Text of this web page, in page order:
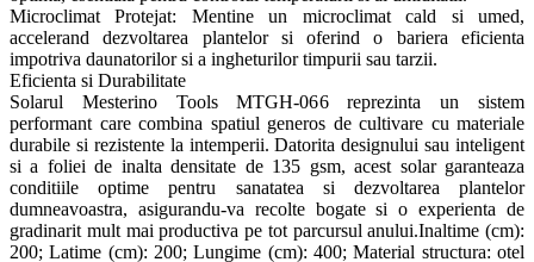
Microclimat Protejat: Mentine un microclimat cald si umed,
accelerand dezvoltarea plantelor si oferind o bariera eficienta
impotriva daunatorilor si a ingheturilor timpurii sau tarzii.
Eficienta si Durabilitate
Solarul Mesterino Tools MTGH-066 reprezinta un sistem
performant care combina spatiul generos de cultivare cu materiale
durabile si rezistente la intemperii. Datorita designului sau inteligent
si a foliei de inalta densitate de 135 gsm, acest solar garanteaza
conditiile optime pentru sanatatea si dezvoltarea plantelor
dumneavoastra, asigurandu-va recolte bogate si o experienta de
gradinarit mult mai productiva pe tot parcursul anului.Inaltime (cm):
200; Latime (cm): 200; Lungime (cm): 400; Material structura: otel